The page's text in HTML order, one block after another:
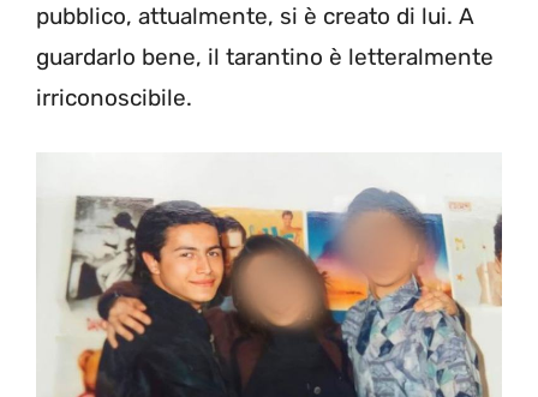
pubblico, attualmente, si è creato di lui. A
guardarlo bene, il tarantino è letteralmente
irriconoscibile.